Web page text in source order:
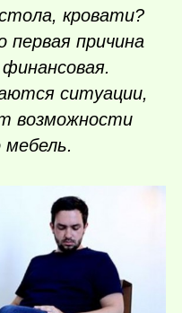
кровати?
первая причина
ситуации,
возможности